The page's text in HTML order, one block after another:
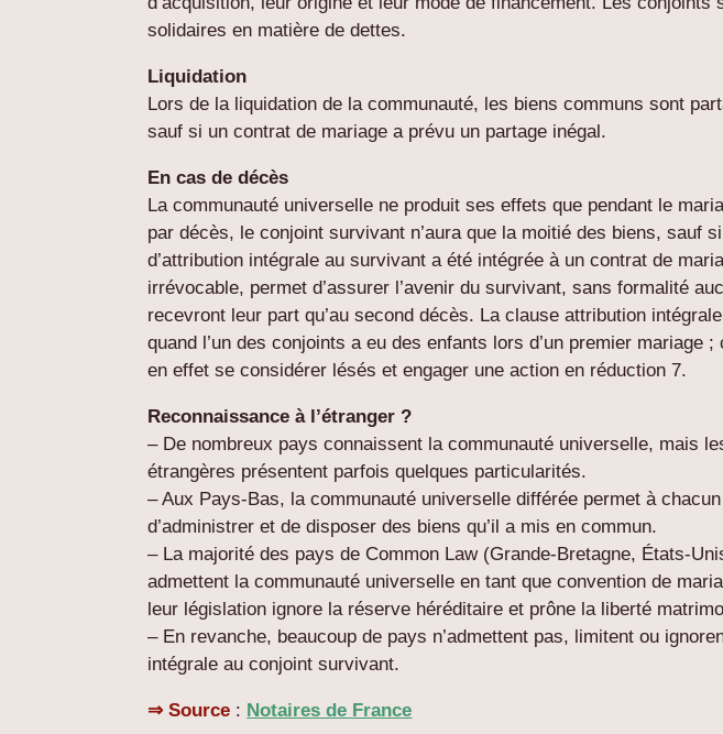
solidaires en matière de dettes.
Liquidation
Lors de la liquidation de la communauté, les biens communs sont
sauf si un contrat de mariage a prévu un partage inégal.
En cas de décès
La communauté universelle ne produit ses effets que pendant le
par décès, le conjoint survivant n’aura que la moitié des biens, sauf
d’attribution intégrale au survivant a été intégrée à un contrat de
irrévocable, permet d’assurer l’avenir du survivant, sans formalité
recevront leur part qu’au second décès. La clause attribution
quand l’un des conjoints a eu des enfants lors d’un premier mariage
en effet se considérer lésés et engager une action en réduction 7.
Reconnaissance à l’étranger ?
– De nombreux pays connaissent la communauté universelle, mais
étrangères présentent parfois quelques particularités.
– Aux Pays-Bas, la communauté universelle différée permet à
d’administrer et de disposer des biens qu’il a mis en commun.
– La majorité des pays de Common Law (Grande-Bretagne, États-
admettent la communauté universelle en tant que convention de
leur législation ignore la réserve héréditaire et prône la liberté
– En revanche, beaucoup de pays n’admettent pas, limitent ou
intégrale au conjoint survivant.
⇒ Source : Notaires de France